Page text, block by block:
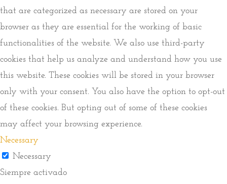
that are categorized as necessary are stored on your
browser as they are essential for the working of basic
functionalities of the website. We also use third-party
cookies that help us analyze and understand how you use
this website. These cookies will be stored in your browser
only with your consent. You also have the option to opt-out
of these cookies. But opting out of some of these cookies
may affect your browsing experience.
Necessary
Necessary
Siempre activado